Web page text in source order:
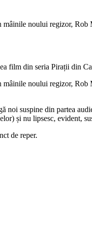
mâinile noului regizor,
film din seria Pirații din
mâinile noului regizor,
noi suspine din partea
și nu lipsesc, evident,
de reper.